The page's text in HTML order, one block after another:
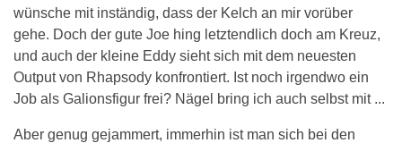
wünsche mit inständig, dass der Kelch an mir vorüber
gehe. Doch der gute Joe hing letztendlich doch am Kreuz,
und auch der kleine Eddy sieht sich mit dem neuesten
Output von Rhapsody konfrontiert. Ist noch irgendwo ein
Job als Galionsfigur frei? Nägel bring ich auch selbst mit ...
Aber genug gejammert, immerhin ist man sich bei den